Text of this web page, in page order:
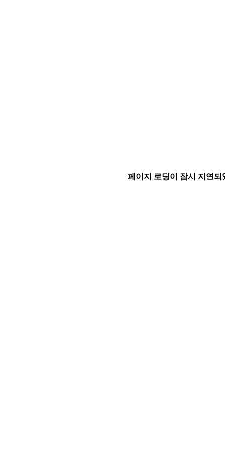
페이지 로딩이 잠시 지연